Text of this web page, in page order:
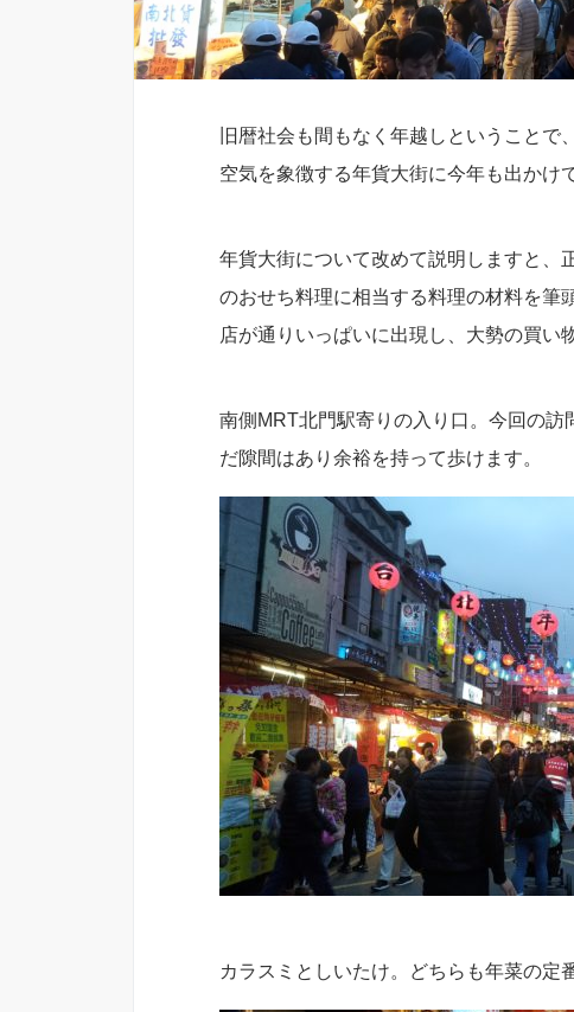
旧暦社会も間もなく年越しということ
空気を象徴する年貨大街に今年も出かけ
年貨大街について改めて説明しますと、
のおせち料理に相当する料理の材料を筆
店が通りいっぱいに出現し、大勢の買い
南側MRT北門駅寄りの入り口。今回の訪
だ隙間はあり余裕を持って歩けます。
カラスミとしいたけ。どちらも年菜の定